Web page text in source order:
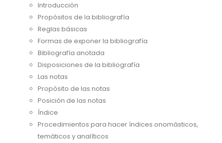
Introducción
Propósitos de la bibliografía
Reglas básicas
Formas de exponer la bibliografía
Bibliografía anotada
Disposiciones de la bibliografía
Las notas
Propósito de las notas
Posición de las notas
Índice
Procedimientos para hacer índices onomásticos,
temáticos y analíticos